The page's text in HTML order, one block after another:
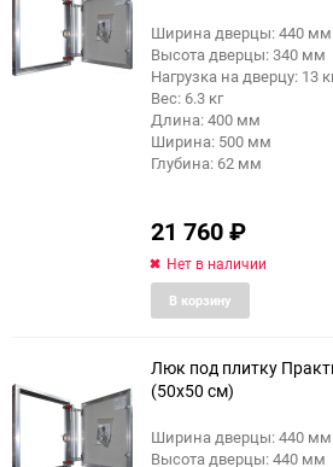
Ширина дверцы: 440 мм
Высота дверцы: 340 мм
Нагрузка на дверцу: 13
Вес: 6.3 кг
Длина: 400 мм
Ширина: 500 мм
Глубина: 62 мм
21 760₽
Нет в наличии
В корзину
Люк под плитку
(50x50 см)
Ширина дверцы: 440 мм
Высота дверцы: 440 мм